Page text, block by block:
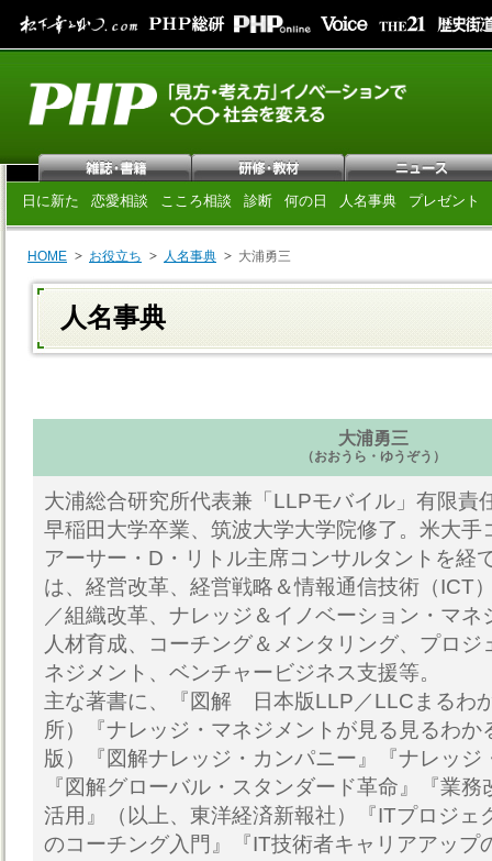
日に新た 恋愛相談 こころ相談 診断 何の日 人名事典 プレゼント
HOME お役立ち 人名事典 大浦勇三
人名事典
大浦勇三
（おおうら・ゆうぞう）
大浦総合研究所代表兼「LLPモバイル」有限責
早稲田大学卒業、筑波大学大学院修了。米大手
アーサー・D・リトル主席コンサルタントを経
は、経営改革、経営戦略＆情報通信技術（ICT
／組織改革、ナレッジ＆イノベーション・マ
人材育成、コーチング＆メンタリング、プロ
ネジメント、ベンチャービジネス支援等。
主な著書に、『図解 日本版LLP／LLCまるわ
所）『ナレッジ・マネジメントが見る見るわか
版）『図解ナレッジ・カンパニー』『ナレッジ
『図解グローバル・スタンダード革命』『業
活用』（以上、東洋経済新報社）『ITプロジェ
のコーチング入門』『IT技術者キャリアアップ